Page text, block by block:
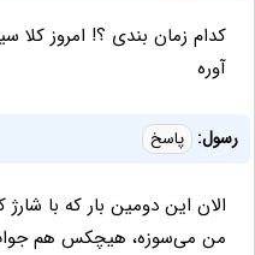
کدام زمان بندی ؟! امروز کلا
آوره
رسول: پاسخ
الان این دومین بار که با شارژ
من می‌سوزه، هیچکس هم جواب